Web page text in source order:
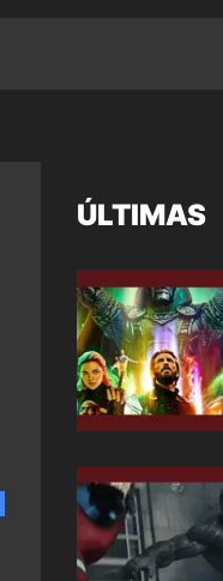
ÚLTIMAS